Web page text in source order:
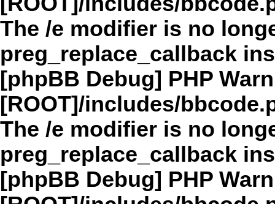
The /e modifier is no
preg_replace_callback
[phpBB Debug] PHP
[ROOT]/includes/
The /e modifier is no
preg_replace_callback
[phpBB Debug] PHP